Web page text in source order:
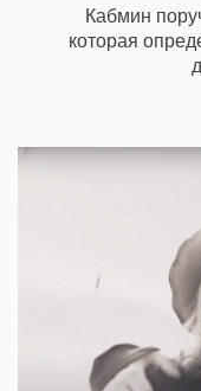
Кабмин
которая